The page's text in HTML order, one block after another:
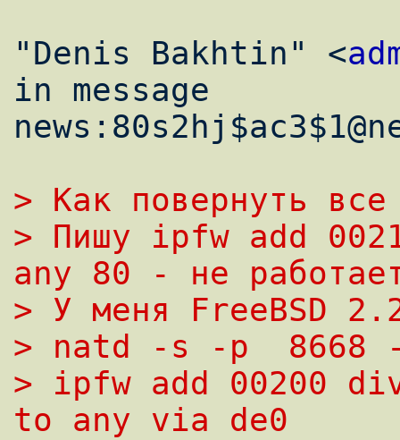
"Denis Bakhtin" <
in message
> Как повернуть
> Пишу ipfw add
any 80 - не
> У меня FreeBSD
> natd -s -p  8668
> ipfw add 00200
to any via de0